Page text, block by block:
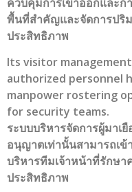
พื้นที่สำคัญและจัดการปริ
ประสิทธิภาพ
Its visitor
authorized personnel
manpower rostering
for security teams.
ระบบบริหารจัดการผู้มาเ
อนุญาตเท่านั้นสามารถเข้
บริหารทีมเจ้าหน้าที่รักษา
ประสิทธิภาพ